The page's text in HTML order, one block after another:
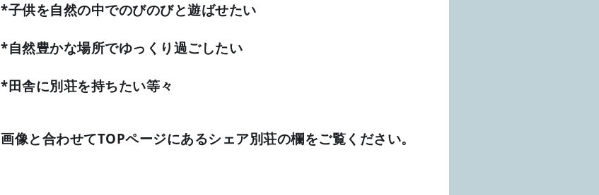
*子供を自然の中でのびのびと遊ばせたい
*自然豊かな場所でゆっくり過ごしたい
*田舎に別荘を持ちたい等々
画像と合わせてTOPページにあるシェア別荘の欄をご覧ください。